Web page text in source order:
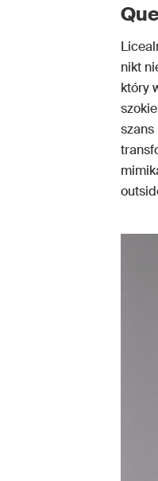
nikt
który
szans